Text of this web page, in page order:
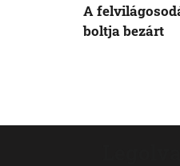
A
boltja bezárt